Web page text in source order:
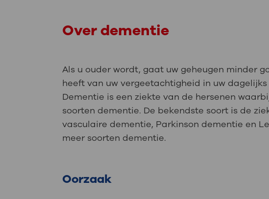
Over dementie
Als u ouder wordt, gaat uw geheugen minder
heeft van uw vergeetachtigheid in uw
Dementie is een ziekte van de hersenen
soorten dementie. De bekendste soort is de
vasculaire dementie, Parkinson dementie en
meer soorten dementie.
Oorzaak